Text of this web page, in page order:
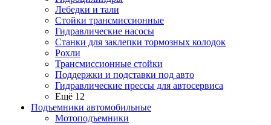
Лебедки и тали
Стойки трансмиссионные
Гидравлические насосы
Cтанки для заклепки тормозных колодок
Рохли
Трансмиссионные стойки
Поддержки и подставки под авто
Гидравлические прессы для автосервиса
Ещё 12
Подъемники автомобильные
Мотоподъемники